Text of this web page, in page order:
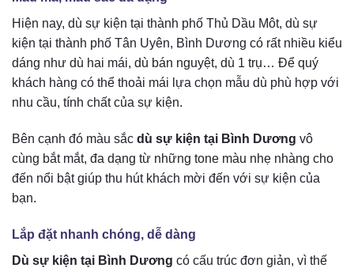
Hiện nay, dù sự kiện tại thành phố Thủ Dầu Môt, dù sự
kiện tại thành phố Tân Uyên, Bình Dương có rất nhiều kiểu
dáng như dù hai mái, dù bán nguyệt, dù 1 trụ… Để quý
khách hàng có thể thoải mái lựa chọn mẫu dù phù hợp với
nhu cầu, tính chất của sự kiện.
Bên cạnh đó màu sắc dù sự kiện tại Bình Dương vô
cùng bắt mắt, đa dạng từ những tone màu nhẹ nhàng cho
đến nổi bật giúp thu hút khách mời đến với sự kiện của
bạn.
Lắp đặt nhanh chóng, dễ dàng
Dù sự kiện tại Bình Dương có cấu trúc đơn giản, vì thế